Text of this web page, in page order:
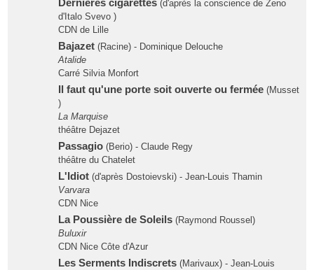
Dernières cigarettes (d'après la conscience de Zeno
d'Italo Svevo )
CDN de Lille
Bajazet (Racine) - Dominique Delouche
Atalide
Carré Silvia Monfort
Il faut qu'une porte soit ouverte ou fermée (Musset
)
La Marquise
théâtre Dejazet
Passagio (Berio) - Claude Regy
théâtre du Chatelet
L'Idiot(d'après Dostoievski) - Jean-Louis Thamin
Varvara
CDN Nice
La Poussière de Soleils (Raymond Roussel)
Buluxir
CDN Nice Côte d'Azur
Les Serments Indiscrets (Marivaux) - Jean-Louis